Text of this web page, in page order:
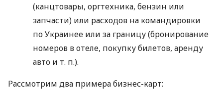
(канцтовары, оргтехника, бензин или
запчасти) или расходов на командировки
по Украинее или за границу (бронирование
номеров в отеле, покупку билетов, аренду
авто и т. п.).
Рассмотрим два примера бизнес-карт: